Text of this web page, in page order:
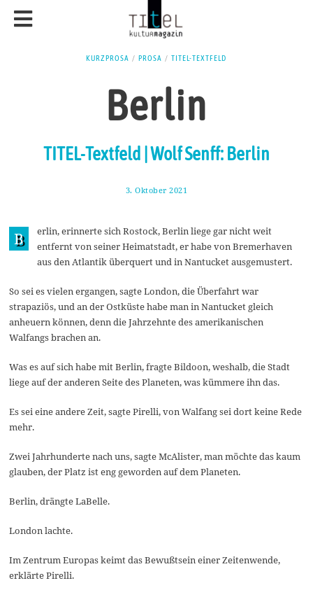
KURZPROSA / PROSA / TITEL-TEXTFELD
Berlin
TITEL-Textfeld | Wolf Senff: Berlin
3. Oktober 2021
k
o
b
2
0
1
B
erlin, erinnerte sich Rostock, Berlin liege gar nicht weit
entfernt von seiner Heimatstadt, er habe von Bremerhaven
aus den Atlantik überquert und in Nantucket ausgemustert.
So sei es vielen ergangen, sagte London, die Überfahrt war
strapaziös, und an der Ostküste habe man in Nantucket gleich
anheuern können, denn die Jahrzehnte des amerikanischen
Walfangs brachen an.
Was es auf sich habe mit Berlin, fragte Bildoon, weshalb, die Stadt
liege auf der anderen Seite des Planeten, was kümmere ihn das.
Es sei eine andere Zeit, sagte Pirelli, von Walfang sei dort keine Rede
mehr.
Zwei Jahrhunderte nach uns, sagte McAlister, man möchte das kaum
glauben, der Platz ist eng geworden auf dem Planeten.
Berlin, drängte LaBelle.
London lachte.
Im Zentrum Europas keimt das Bewußtsein einer Zeitenwende,
erklärte Pirelli.